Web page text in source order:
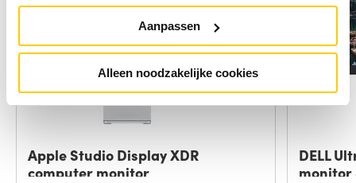
Aanpassen
Alleen noodzakelijke cookies
Apple Studio Display XDR
computer monitor
DELL
monitor